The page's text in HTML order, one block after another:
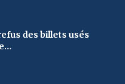
des billets usés